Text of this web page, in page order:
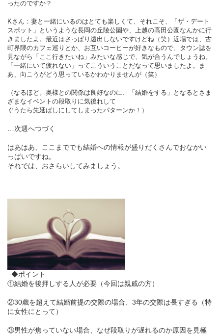
ったのですか？
Kさん：妻と一緒にいるのはとても楽しくて、 それこそ、「ザ・デート
スポット」というような長岡の丘陵公園や、上越の高田公園なんかに行
きましたよ。最近はさっぱり遠出しないですけどね（笑） 近場では、古
町界隈のカフェ巡りとか、お互いコーヒーが好きなもので、タウン誌を
見ながら「ここ行きたいね」 みたいな感じで、気が合うんでしょうね。
「一緒にいて疲れない」ってこういうことだなって思いましたよ。
ま
あ、向こうがどう思っているかわかりませんが（笑）
（なるほど。奥様との関係は良好なのに、「結婚をする」となるとさま
ざまなイベントの段取りに気後れして
ぐうたら先延ばしにしてしまったパターンか！）
…次週へつづく
はあはあ、ここまででも結婚への情報が盛りだくさんでおなかい
っぱいですね。
それでは、おさらいしてみましょう。
◆ポイント
①結婚を後押しする人が必要（今回は親戚の方）
②30歳を超えて結婚前提の交際の場合、3年の交際は長すぎる（特
に女性にとって）
③男性が焦っていない場合、なぜ段取りが遅れるのか原因を見極